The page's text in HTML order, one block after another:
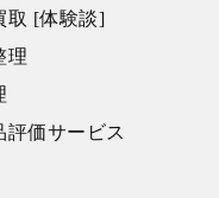
取 [体験談]
理
評価サービス